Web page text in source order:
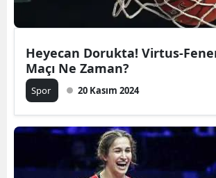
Heyecan Dorukta! Virtus-
Maçı Ne Zaman?
Spor 20 Kasım 2024